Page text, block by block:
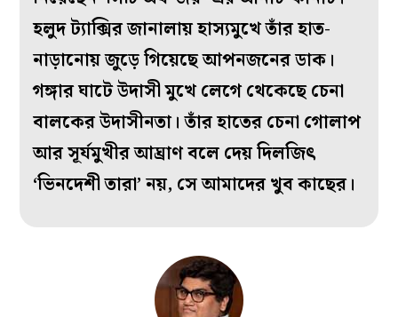
হলুদ ট্যাক্সির জানালায় হাস্যমুখে তাঁর হাত-
নাড়ানোয় জুড়ে গিয়েছে আপনজনের ডাক।
গঙ্গার ঘাটে উদাসী মুখে লেগে থেকেছে চেনা
বালকের উদাসীনতা। তাঁর হাতের চেনা গোলাপ
আর সূর্যমুখীর আঘ্রাণ বলে দেয় দিলজিৎ
‘ভিনদেশী তারা’ নয়, সে আমাদের খুব কাছের।